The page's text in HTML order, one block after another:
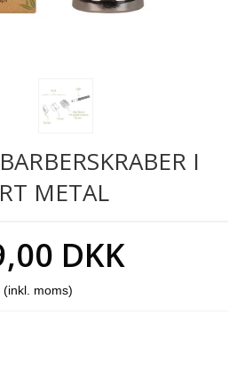
I
METAL
DKK
(inkl. moms)